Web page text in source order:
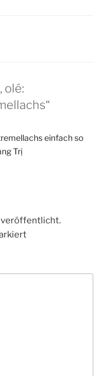
olé:
einfach so
Trị
veröffentlicht.